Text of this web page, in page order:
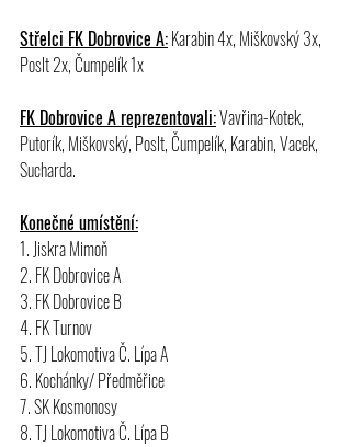
Střelci FK Dobrovice A: Karabin 4x, Miškovský 3x,
Poslt 2x, Čumpelík 1x
FK Dobrovice A reprezentovali: Vavřina-Kotek,
Putorík, Miškovský, Poslt, Čumpelík, Karabin, Vacek,
Sucharda.
Konečné umístění:
1. Jiskra Mimoň
2. FK Dobrovice A
3. FK Dobrovice B
4. FK Turnov
5. TJ Lokomotiva Č. Lípa A
6. Kochánky/ Předměřice
7. SK Kosmonosy
8. TJ Lokomotiva Č. Lípa B